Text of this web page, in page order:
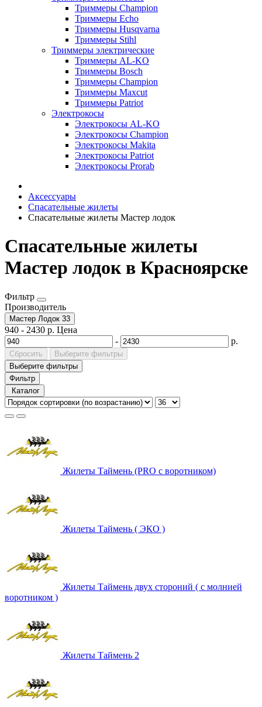
Триммеры Champion
Триммеры Echo
Триммеры Husqvarna
Триммеры Stihl
Триммеры электрические
Триммеры AL-KO
Триммеры Bosch
Триммеры Champion
Триммеры Maxcut
Триммеры Patriot
Электрокосы
Электрокосы AL-KO
Электрокосы Champion
Электрокосы Makita
Электрокосы Patriot
Электрокосы Prorab
Аксессуары
Спасательные жилеты
Спасательные жилеты Мастер лодок
Спасательные жилеты
Мастер лодок в Красноярске
Фильтр
Производитель
Мастер Лодок 33
940 - 2430 р. Цена
-
р.
Сбросить
Выберите фильтры
Выберите фильтры
Фильтр
Каталог
Жилеты Таймень (PRO c воротником)
Жилеты Таймень ( ЭКО )
Жилеты Таймень двух стороний ( с молнией
воротником )
Жилеты Таймень 2